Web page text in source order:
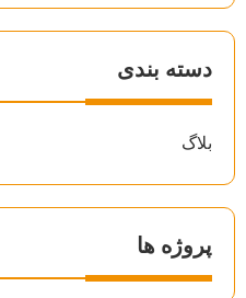
دسته بندی
بلاگ
پروژه ها